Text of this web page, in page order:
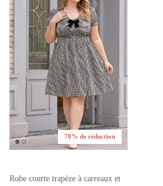
70% de réduction
Robe courte trapèze à carreaux et